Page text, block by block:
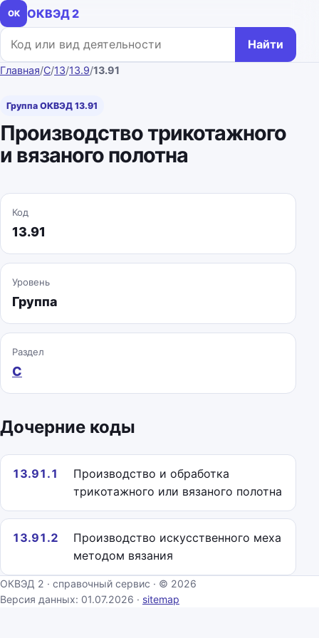
ОК
ОКВЭД 2
Поиск по коду или названию
Найти
Главная/C/13/13.9/13.91
Группа ОКВЭД 13.91
Производство трикотажного
и вязаного полотна
Код
13.91
Уровень
Группа
Раздел
C
Дочерние коды
13.91.1
Производство и обработка
трикотажного или вязаного полотна
13.91.2
Производство искусственного меха
методом вязания
ОКВЭД 2 · справочный сервис · © 2026
Версия данных: 01.07.2026 · sitemap